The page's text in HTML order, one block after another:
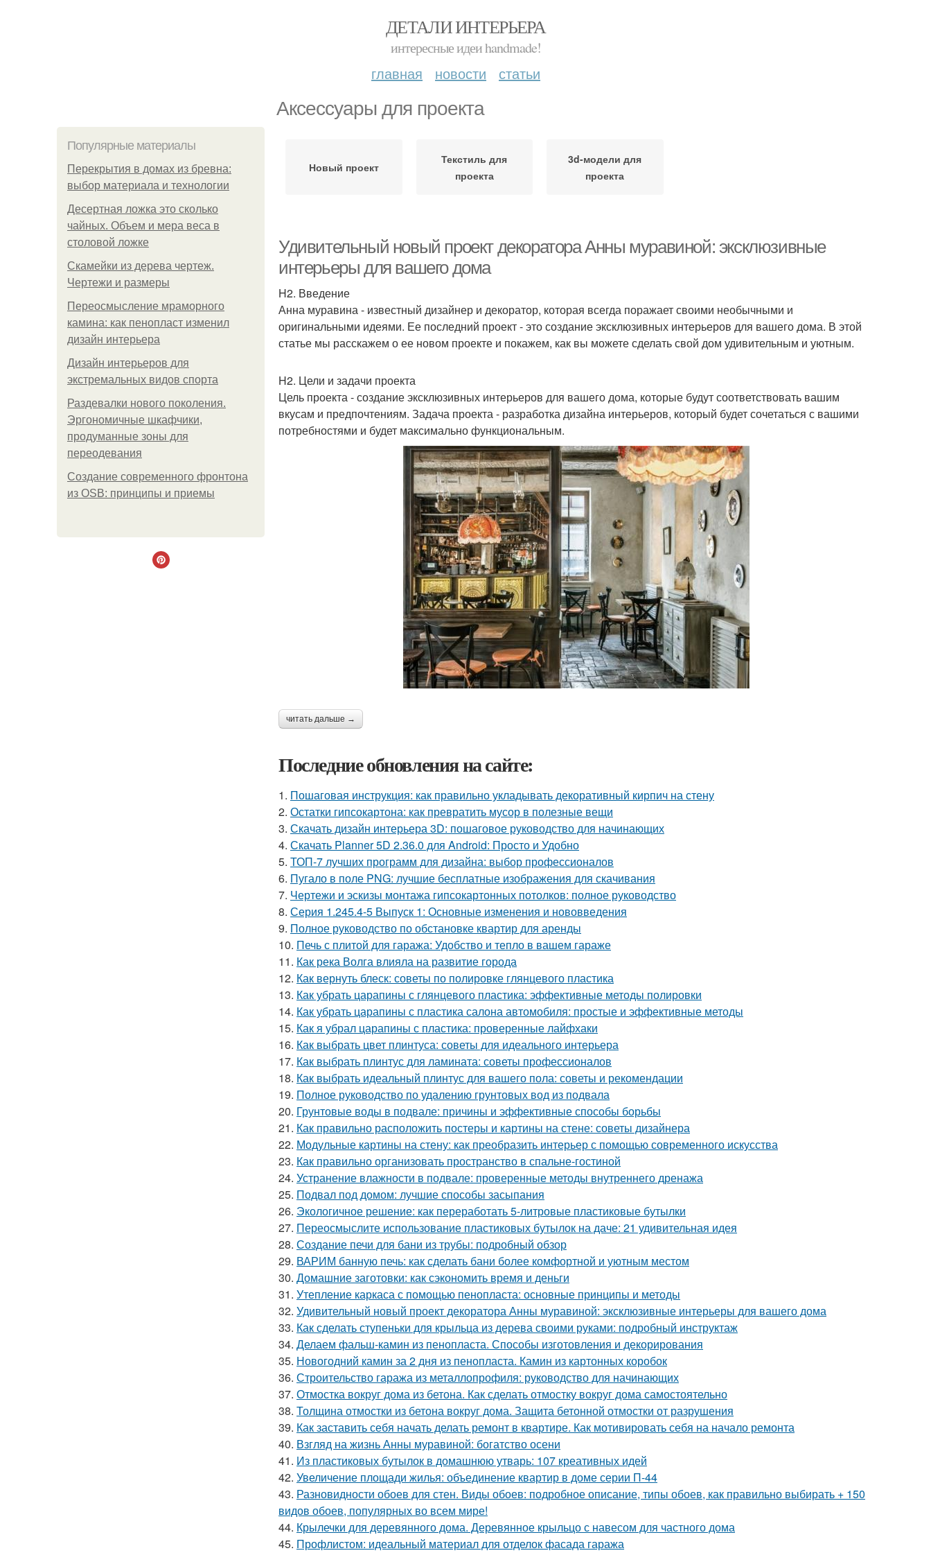
ДЕТАЛИ ИНТЕРЬЕРА
интересные идеи handmade!
главная новости статьи
Аксессуары для проекта
Популярные материалы
Перекрытия в домах из бревна:
выбор материала и технологии
Десертная ложка это сколько
чайных. Объем и мера веса в
столовой ложке
Скамейки из дерева чертеж.
Чертежи и размеры
Переосмысление мраморного
камина: как пенопласт изменил
дизайн интерьера
Дизайн интерьеров для
экстремальных видов спорта
Раздевалки нового поколения.
Эргономичные шкафчики,
продуманные зоны для
переодевания
Создание современного фронтона
из OSB: принципы и приемы
Новый проект
Текстиль для
проекта
3d-модели для
проекта
Удивительный новый проект декоратора Анны муравиной: эксклюзивные
интерьеры для вашего дома
H2. Введение
Анна муравина - известный дизайнер и декоратор, которая всегда поражает своими необычными и
оригинальными идеями. Ее последний проект - это создание эксклюзивных интерьеров для вашего дома. В этой
статье мы расскажем о ее новом проекте и покажем, как вы можете сделать свой дом удивительным и уютным.
H2. Цели и задачи проекта
Цель проекта - создание эксклюзивных интерьеров для вашего дома, которые будут соответствовать вашим
вкусам и предпочтениям. Задача проекта - разработка дизайна интерьеров, который будет сочетаться с вашими
потребностями и будет максимально функциональным.
читать дальше →
Последние обновления на сайте:
1. Пошаговая инструкция: как правильно укладывать декоративный кирпич на стену
2. Остатки гипсокартона: как превратить мусор в полезные вещи
3. Скачать дизайн интерьера 3D: пошаговое руководство для начинающих
4. Скачать Planner 5D 2.36.0 для Android: Просто и Удобно
5. ТОП-7 лучших программ для дизайна: выбор профессионалов
6. Пугало в поле PNG: лучшие бесплатные изображения для скачивания
7. Чертежи и эскизы монтажа гипсокартонных потолков: полное руководство
8. Серия 1.245.4-5 Выпуск 1: Основные изменения и нововведения
9. Полное руководство по обстановке квартир для аренды
10. Печь с плитой для гаража: Удобство и тепло в вашем гараже
11. Как река Волга влияла на развитие города
12. Как вернуть блеск: советы по полировке глянцевого пластика
13. Как убрать царапины с глянцевого пластика: эффективные методы полировки
14. Как убрать царапины с пластика салона автомобиля: простые и эффективные методы
15. Как я убрал царапины с пластика: проверенные лайфхаки
16. Как выбрать цвет плинтуса: советы для идеального интерьера
17. Как выбрать плинтус для ламината: советы профессионалов
18. Как выбрать идеальный плинтус для вашего пола: советы и рекомендации
19. Полное руководство по удалению грунтовых вод из подвала
20. Грунтовые воды в подвале: причины и эффективные способы борьбы
21. Как правильно расположить постеры и картины на стене: советы дизайнера
22. Модульные картины на стену: как преобразить интерьер с помощью современного искусства
23. Как правильно организовать пространство в спальне-гостиной
24. Устранение влажности в подвале: проверенные методы внутреннего дренажа
25. Подвал под домом: лучшие способы засыпания
26. Экологичное решение: как переработать 5-литровые пластиковые бутылки
27. Переосмыслите использование пластиковых бутылок на даче: 21 удивительная идея
28. Создание печи для бани из трубы: подробный обзор
29. ВАРИМ банную печь: как сделать бани более комфортной и уютным местом
30. Домашние заготовки: как сэкономить время и деньги
31. Утепление каркаса с помощью пенопласта: основные принципы и методы
32. Удивительный новый проект декоратора Анны муравиной: эксклюзивные интерьеры для вашего дома
33. Как сделать ступеньки для крыльца из дерева своими руками: подробный инструктаж
34. Делаем фальш-камин из пенопласта. Способы изготовления и декорирования
35. Новогодний камин за 2 дня из пенопласта. Камин из картонных коробок
36. Строительство гаража из металлопрофиля: руководство для начинающих
37. Отмостка вокруг дома из бетона. Как сделать отмостку вокруг дома самостоятельно
38. Толщина отмостки из бетона вокруг дома. Защита бетонной отмостки от разрушения
39. Как заставить себя начать делать ремонт в квартире. Как мотивировать себя на начало ремонта
40. Взгляд на жизнь Анны муравиной: богатство осени
41. Из пластиковых бутылок в домашнюю утварь: 107 креативных идей
42. Увеличение площади жилья: объединение квартир в доме серии П-44
43. Разновидности обоев для стен. Виды обоев: подробное описание, типы обоев, как правильно выбирать + 150
видов обоев, популярных во всем мире!
44. Крылечки для деревянного дома. Деревянное крыльцо с навесом для частного дома
45. Профлистом: идеальный материал для отделок фасада гаража